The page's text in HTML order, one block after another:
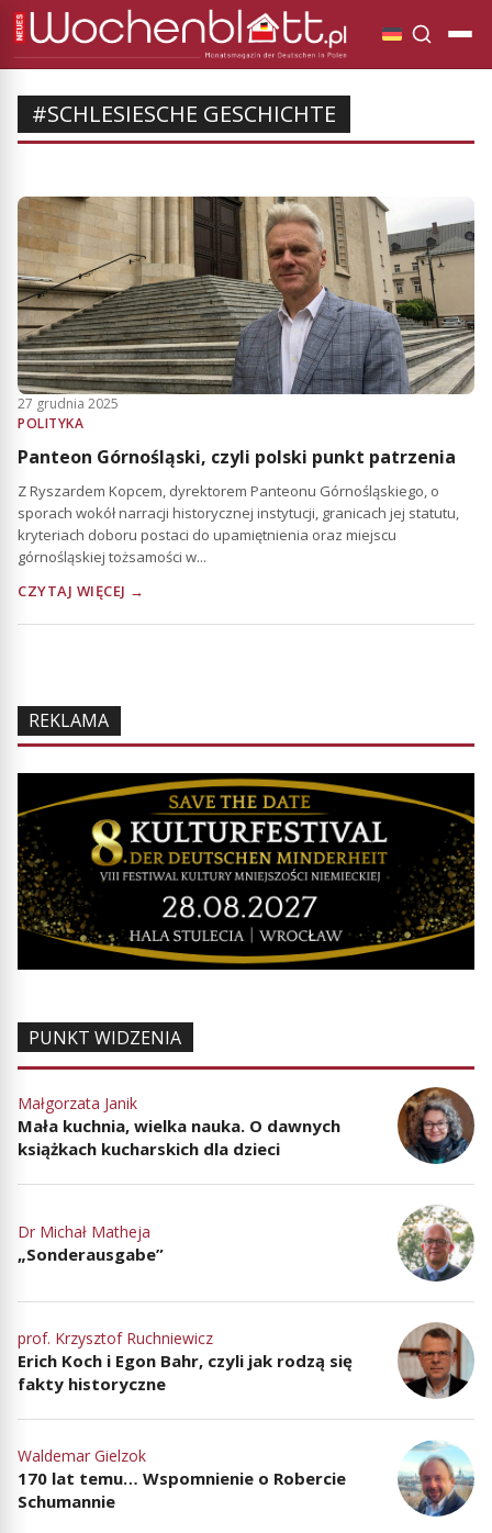
#SCHLESIESCHE GESCHICHTE
27 grudnia 2025
POLITYKA
Panteon Górnośląski, czyli polski punkt patrzenia
Z Ryszardem Kopcem, dyrektorem Panteonu Górnośląskiego, o
sporach wokół narracji historycznej instytucji, granicach jej statutu,
kryteriach doboru postaci do upamiętnienia oraz miejscu
górnośląskiej tożsamości w...
CZYTAJ WIĘCEJ →
REKLAMA
PUNKT WIDZENIA
Małgorzata Janik
Mała kuchnia, wielka nauka. O dawnych
książkach kucharskich dla dzieci
Dr Michał Matheja
„Sonderausgabe”
prof. Krzysztof Ruchniewicz
Erich Koch i Egon Bahr, czyli jak rodzą się
fakty historyczne
Waldemar Gielzok
170 lat temu… Wspomnienie o Robercie
Schumannie